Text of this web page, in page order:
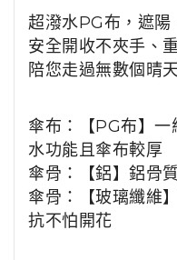
超潑水PG布，遮陽
安全開收不夾手、
陪您走過無數個晴
傘布：【PG布】
水功能且傘布較厚
傘骨：【鋁】鋁骨
傘骨：【玻璃纖維
抗不怕開花